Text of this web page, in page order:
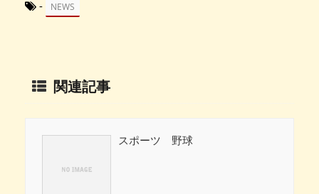
- NEWS
関連記事
スポーツ 野球